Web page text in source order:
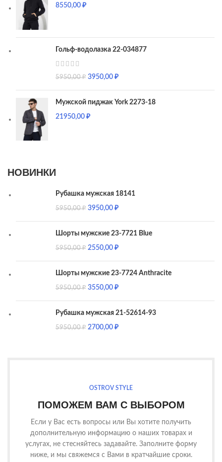
8550,00₽
Гольф-водолазка 22-034877
5950,00₽ 3950,00₽
Мужской пиджак York 2273-18
21950,00₽
НОВИНКИ
Рубашка мужская 18141
5950,00₽ 3950,00₽
Шорты мужские 23-7721 Blue
5950,00₽ 2550,00₽
Шорты мужские 23-7724 Anthracite
5950,00₽ 3550,00₽
Рубашка мужская 21-52614-93
5950,00₽ 2700,00₽
OSTROV STYLE
ПОМОЖЕМ ВАМ С ВЫБОРОМ
Если у Вас есть вопросы или Вы хотите получить
дополнительную информацию о наших товарах и
услугах, не стесняйтесь задавайте. Заполните форму
ниже, и мы свяжемся с Вами в кратчайшие сроки.